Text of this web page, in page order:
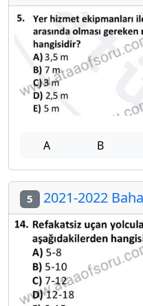
A B
5 2021-2022